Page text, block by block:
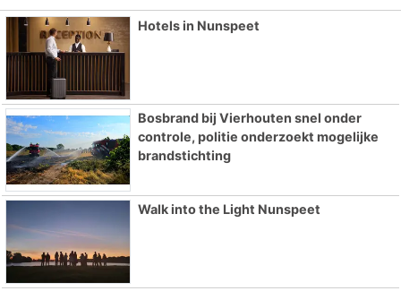
Hotels in Nunspeet
Bosbrand bij Vierhouten snel onder
controle, politie onderzoekt mogelijke
brandstichting
Walk into the Light Nunspeet